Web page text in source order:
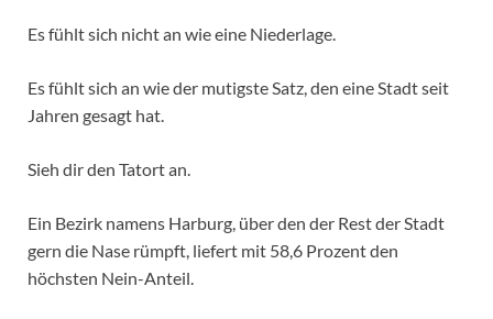
Es fühlt sich nicht an wie eine Niederlage.
Es fühlt sich an wie der mutigste Satz, den eine Stadt seit
Jahren gesagt hat.
Sieh dir den Tatort an.
Ein Bezirk namens Harburg, über den der Rest der Stadt
gern die Nase rümpft, liefert mit 58,6 Prozent den
höchsten Nein-Anteil.